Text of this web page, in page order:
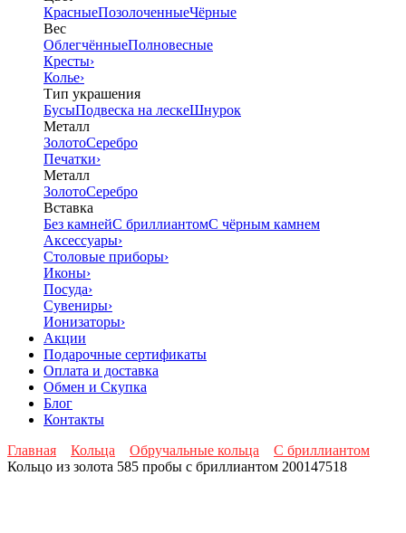
КрасныеПозолоченныеЧёрные
Вес
ОблегчённыеПолновесные
Кресты›
Колье›
Тип украшения
БусыПодвеска на лескеШнурок
Металл
ЗолотоСеребро
Печатки›
Металл
ЗолотоСеребро
Вставка
Без камнейС бриллиантомС чёрным камнем
Аксессуары›
Столовые приборы›
Иконы›
Посуда›
Сувениры›
Ионизаторы›
Акции
Подарочные сертификаты
Оплата и доставка
Обмен и Скупка
Блог
Контакты
Главная
Кольца Обручальные кольца
С бриллиантом
Кольцо из золота 585 пробы с бриллиантом 200147518